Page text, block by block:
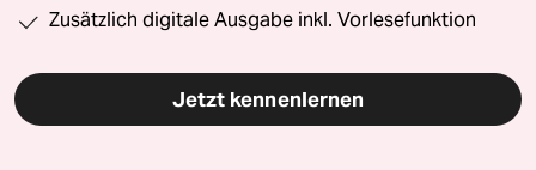
Zusätzlich digitale Ausgabe inkl. Vorlesefunktion
Jetzt kennenlernen